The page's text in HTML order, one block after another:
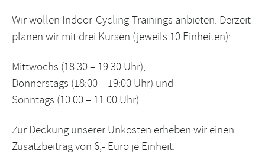
Wir wollen Indoor-Cycling-Trainings anbieten. Derzeit
planen wir mit drei Kursen (jeweils 10 Einheiten):
Mittwochs (18:30 – 19:30 Uhr),
Donnerstags (18:00 – 19:00 Uhr) und
Sonntags (10:00 – 11:00 Uhr)
Zur Deckung unserer Unkosten erheben wir einen
Zusatzbeitrag von 6,- Euro je Einheit.